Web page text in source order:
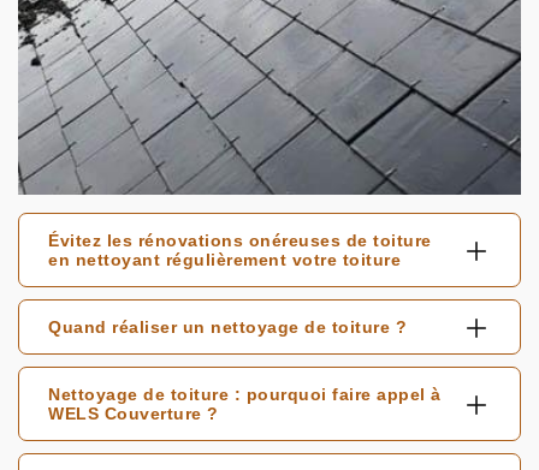
Évitez les rénovations onéreuses de toiture
en nettoyant régulièrement votre toiture
Quand réaliser un nettoyage de toiture ?
Nettoyage de toiture : pourquoi faire appel à
WELS Couverture ?